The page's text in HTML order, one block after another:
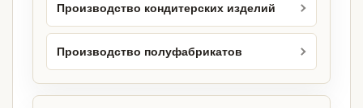
Производство кондитерских изделий
Производство полуфабрикатов